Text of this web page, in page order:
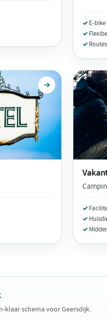
E-
klaar schema voor Geersdijk.